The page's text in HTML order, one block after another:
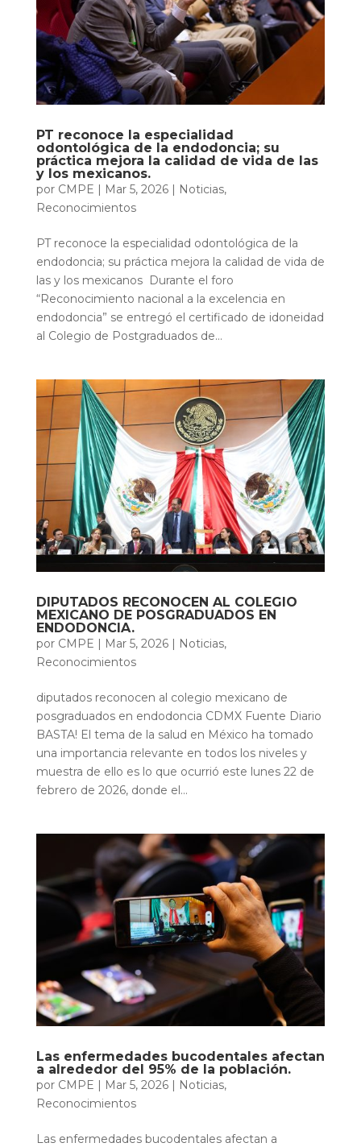
PT reconoce la especialidad
odontológica de la endodoncia; su
práctica mejora la calidad de vida de las
y los mexicanos.
por CMPE | Mar 5, 2026| Noticias,
Reconocimientos
PT reconoce la especialidad odontológica de la
endodoncia; su práctica mejora la calidad de vida de
las y los mexicanos Durante el foro
“Reconocimiento nacional a la excelencia en
endodoncia” se entregó el certificado de idoneidad
al Colegio de Postgraduados de...
DIPUTADOS RECONOCEN AL COLEGIO
MEXICANO DE POSGRADUADOS EN
ENDODONCIA.
por CMPE | Mar 5, 2026| Noticias,
Reconocimientos
diputados reconocen al colegio mexicano de
posgraduados en endodoncia CDMX Fuente Diario
BASTA! El tema de la salud en México ha tomado
una importancia relevante en todos los niveles y
muestra de ello es lo que ocurrió este lunes 22 de
febrero de 2026, donde el...
Las enfermedades bucodentales afectan
a alrededor del 95% de la población.
por CMPE | Mar 5, 2026| Noticias,
Reconocimientos
Las enfermedades bucodentales afectan a